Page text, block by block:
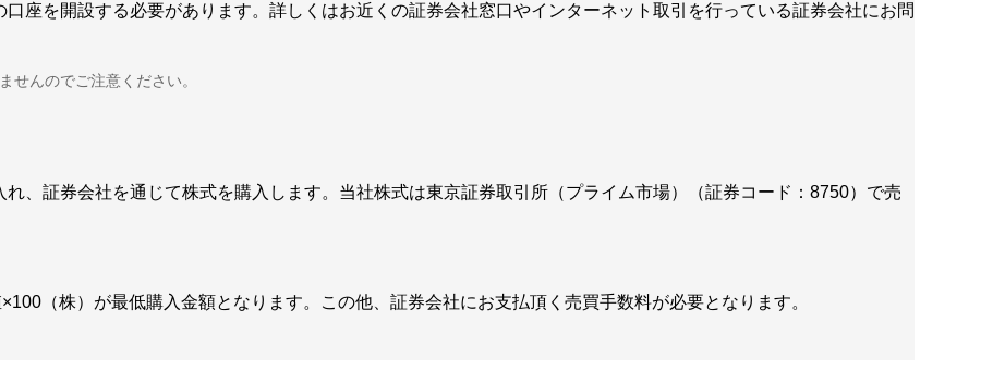
座を開設する必要があります。詳しくはお近くの証券会社窓口やインターネット取引を行っている証券会社にお問
せんのでご注意ください。
、証券会社を通じて株式を購入します。当社株式は東京証券取引所（プライム市場）（証券コード：8750）で売
（株）が最低購入金額となります。この他、証券会社にお支払頂く売買手数料が必要となります。